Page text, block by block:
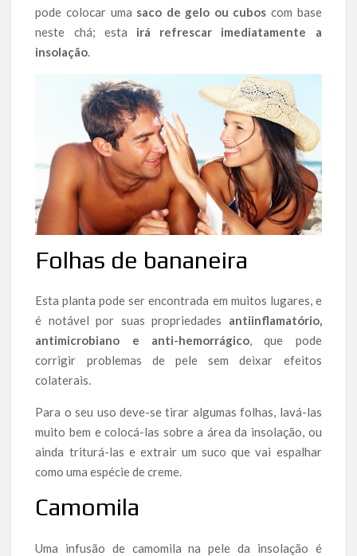
pode colocar uma saco de gelo ou cubos com base
neste chá; esta irá refrescar imediatamente a
insolação.
Folhas de bananeira
Esta planta pode ser encontrada em muitos lugares, e
é notável por suas propriedades antiinflamatório,
antimicrobiano e anti-hemorrágico, que pode
corrigir problemas de pele sem deixar efeitos
colaterais.
Para o seu uso deve-se tirar algumas folhas, lavá-las
muito bem e colocá-las sobre a área da insolação, ou
ainda triturá-las e extrair um suco que vai espalhar
como uma espécie de creme.
Camomila
Uma infusão de camomila na pele da insolação é